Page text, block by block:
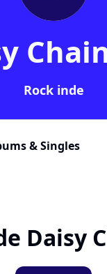
Rock inde
& Singles
Daisy